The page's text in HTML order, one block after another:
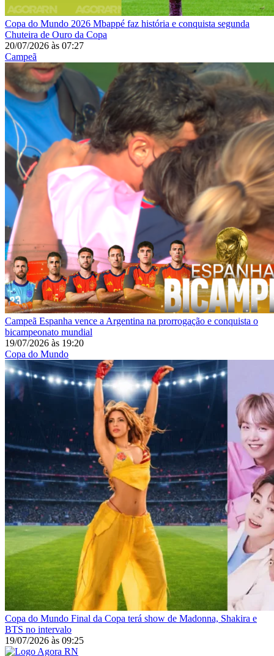
Copa do Mundo 2026 Mbappé faz história e conquista segunda
Chuteira de Ouro da Copa
20/07/2026 às 07:27
Campeã
Campeã Espanha vence a Argentina na prorrogação e conquista o
bicampeonato mundial
19/07/2026 às 19:20
Copa do Mundo
Copa do Mundo Final da Copa terá show de Madonna, Shakira e
BTS no intervalo
19/07/2026 às 09:25